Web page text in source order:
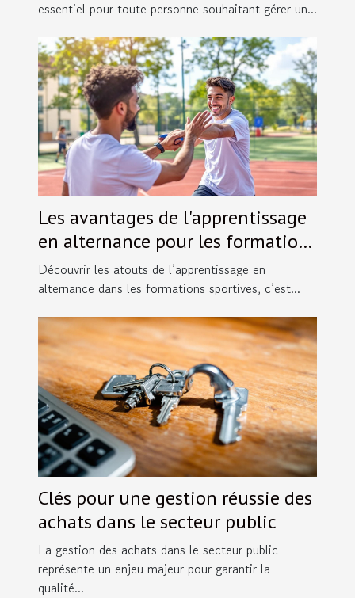
essentiel pour toute personne souhaitant gérer un...
Les avantages de l'apprentissage
en alternance pour les formations
sportives
Découvrir les atouts de l’apprentissage en
alternance dans les formations sportives, c’est...
Clés pour une gestion réussie des
achats dans le secteur public
La gestion des achats dans le secteur public
représente un enjeu majeur pour garantir la
qualité...